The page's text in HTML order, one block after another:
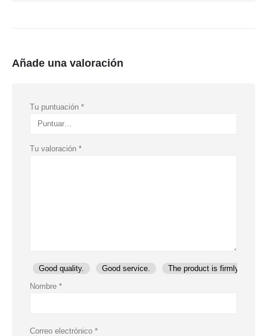
Añade una valoración
Tu puntuación *
Tu valoración *
Good quality. Good service.
The product is firmly
Nombre *
Correo electrónico *